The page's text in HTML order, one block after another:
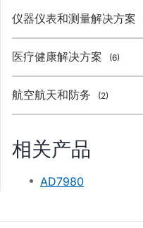
仪器仪表和测量解决方案
医疗健康解决方案 (6)
航空航天和防务 (2)
相关产品
AD7980